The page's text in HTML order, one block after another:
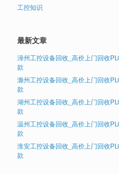
工控知识
最新文章
漳州工控设备回收_高价上门回收
款
滁州工控设备回收_高价上门回收
款
湖州工控设备回收_高价上门回收
款
温州工控设备回收_高价上门回收
款
淮安工控设备回收_高价上门回收
款